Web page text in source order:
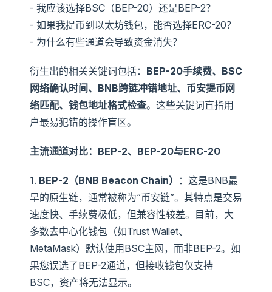
- 我应该选择BSC（BEP-20）还是BEP-2？
- 如果我提币到以太坊钱包，能否选择ERC-20？
- 为什么有些通道会导致资金消失？
衍生出的相关关键词包括： BEP-20手续费、BSC
网络确认时间、BNB跨链冲错地址、币安提币网
络匹配、钱包地址格式检查。这些关键词直指用
户最易犯错的操作盲区。
主流通道对比：BEP-2、BEP-20与ERC-20
1. BEP-2（BNB Beacon Chain）
：这是BNB最
早的原生链，通常被称为“币安链”。其特点是交易
速度快、手续费极低，但兼容性较差。目前，大
多数去中心化钱包（如Trust Wallet、
MetaMask）默认使用BSC主网，而非BEP-2。如
果您误选了BEP-2通道，但接收钱包仅支持
BSC，资产将无法显示。